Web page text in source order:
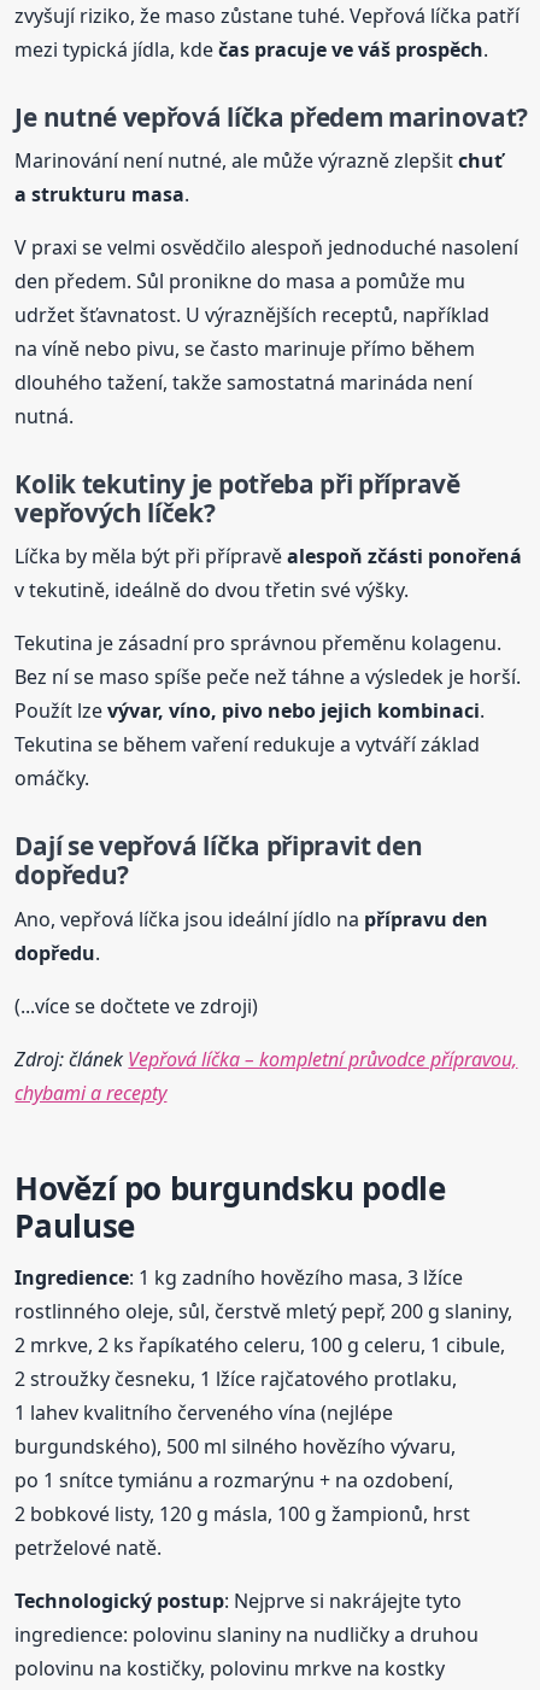
zvyšují riziko, že maso zůstane tuhé. Vepřová líčka patří
mezi typická jídla, kdečas pracuje ve váš prospěch.
Je nutné vepřová líčka předem marinovat?
Marinování není nutné, ale může výrazně zlepšitchuť
a strukturu masa.
V praxi se velmi osvědčilo alespoň jednoduché nasolení
den předem. Sůl pronikne do masa a pomůže mu
udržet šťavnatost. U výraznějších receptů, například
na víně nebo pivu, se často marinuje přímo během
dlouhého tažení, takže samostatná marináda není
nutná.
Kolik tekutiny je potřeba při přípravě
vepřových líček?
Líčka by měla být při přípravěalespoň zčásti ponořená
v tekutině, ideálně do dvou třetin své výšky.
Tekutina je zásadní pro správnou přeměnu kolagenu.
Bez ní se maso spíše peče než táhne a výsledek je horší.
Použít lzevývar, víno, pivo nebo jejich kombinaci.
Tekutina se během vaření redukuje a vytváří základ
omáčky.
Dají se vepřová líčka připravit den
dopředu?
Ano, vepřová líčka jsou ideální jídlo na přípravu den
dopředu.
(...více se dočtete ve zdroji)
Zdroj: článek Vepřová líčka – kompletní průvodce přípravou,
chybami a recepty
Hovězípo burgundsku podle
Pauluse
Ingredience: 1 kg zadního hovězího masa, 3 lžíce
rostlinného oleje, sůl, čerstvě mletý pepř, 200 g slaniny,
2 mrkve, 2 ks řapíkatého celeru, 100 g celeru, 1 cibule,
2 stroužky česneku, 1 lžíce rajčatového protlaku,
1 lahev kvalitního červeného vína (nejlépe
burgundského), 500 ml silného hovězího vývaru,
po 1 snítce tymiánu a rozmarýnu + na ozdobení,
2 bobkové listy, 120 g másla, 100 g žampionů, hrst
petrželové natě.
Technologický postup: Nejprve si nakrájejte tyto
ingredience: polovinu slaniny na nudličky a druhou
polovinu na kostičky, polovinu mrkve na kostky